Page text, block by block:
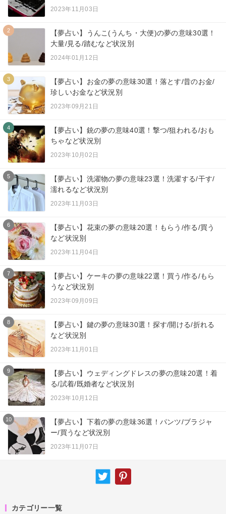
2023年11月03日
2
【夢占い】うんこ(うんち・大便)の夢の意味30選！
大量/見る/踏むなど状況別
2024年01月12日
3
【夢占い】お金の夢の意味30選！落とす/昔のお金/
珍しいお金など状況別
2023年09月21日
4
【夢占い】銃の夢の意味40選！撃つ/狙われる/おも
ちゃなど状況別
2023年10月02日
5
【夢占い】洗濯物の夢の意味23選！洗濯する/干す/
濡れるなど状況別
2023年11月03日
6
【夢占い】花束の夢の意味20選！もらう/作る/買う
など状況別
2023年11月04日
7
【夢占い】ケーキの夢の意味22選！買う/作る/もら
うなど状況別
2023年09月09日
8
【夢占い】鍵の夢の意味30選！探す/開ける/折れる
など状況別
2023年11月01日
9
【夢占い】ウェディングドレスの夢の意味20選！着
る/試着/既婚者など状況別
2023年10月12日
10
【夢占い】下着の夢の意味36選！パンツ/ブラジャ
ー/買うなど状況別
2023年11月07日
カテゴリー一覧